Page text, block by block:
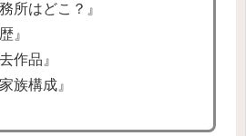
所はどこ？』
』
作品』
族構成』